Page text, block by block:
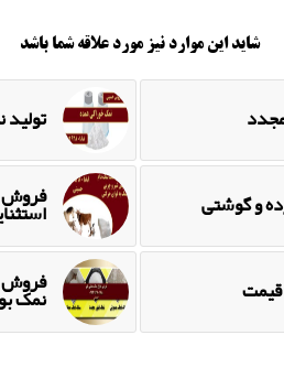
شاید این موارد نیز مورد علاقه شما باشد
فروش و گوشتی
فروش
نمک